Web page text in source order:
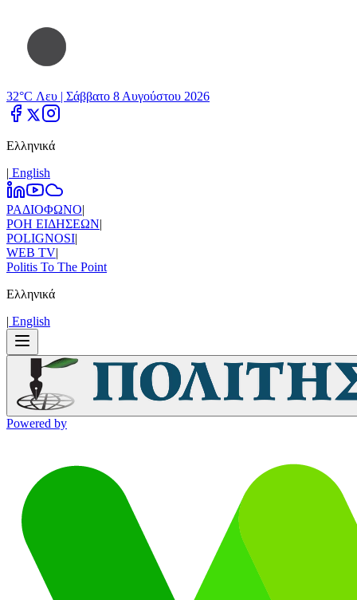
32°C Λευ | Σάββατο 8 Αυγούστου 2026
Ελληνικά
| Εnglish
ΡΑΔΙΟΦΩΝΟ|
ΡΟΗ ΕΙΔΗΣΕΩΝ|
POLIGNOSI|
WEB TV|
Politis To The Point
Ελληνικά
| Εnglish
Powered by